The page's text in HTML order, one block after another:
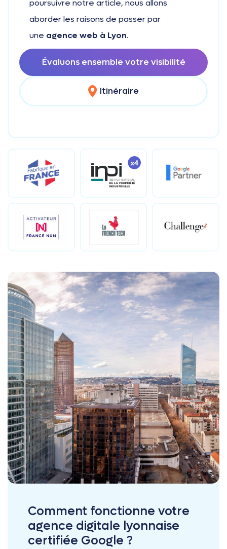
poursuivre notre article, nous allons
aborder les raisons de passer par
une agence web à Lyon.
Évaluons ensemble votre visibilité
Itinéraire
Comment fonctionne votre
agence digitale lyonnaise
certifiée Google ?